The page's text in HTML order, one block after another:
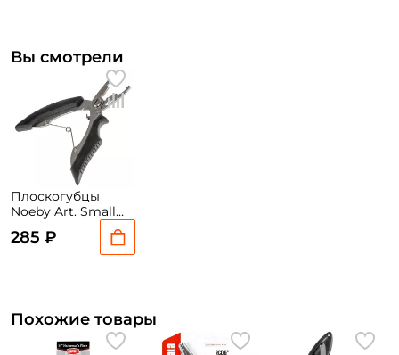
Вы смотрели
Плоскогубцы
Noeby Art. Small
285 ₽
Похожие товары